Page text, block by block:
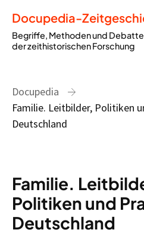
Docupedia-
Begriffe, Methoden und
der zeithistorischen Forschung
Docupedia
Familie. Leitbilder, Politiken
Deutschland
Familie.
Politiken und
Deutschland